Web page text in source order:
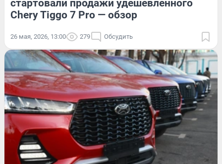
стартовали продажи удешевленного
Chery Tiggo 7 Pro — обзор
26 мая, 2026, 13:00 279 Обсудить